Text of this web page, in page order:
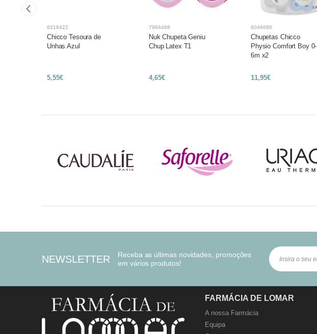
6316422
Chicco Tesoura de
Unhas Azul
5,55€
7984468
Nuk Chupeta Geniu
Chup Latex T1
4,65€
6046680
Chupetas Chicco
Physio Comfort Boy 0-
6m x2
11,95€
NEWSLETTER
Receba as últimas novidades, promoções
em vários produtos!
FARMÁCIA DE LOMAR
A nossa Farmácia
Equipa